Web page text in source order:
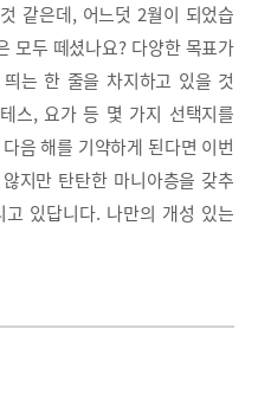
같은데, 어느덧 2월이 되었습
모두 떼셨나요? 다양한 목표가
띄는 한 줄을 차지하고 있을 것
스, 요가 등 몇 가지 선택지를
음 해를 기약하게 된다면 이번
지만 탄탄한 마니아층을 갖추
있답니다. 나만의 개성 있는